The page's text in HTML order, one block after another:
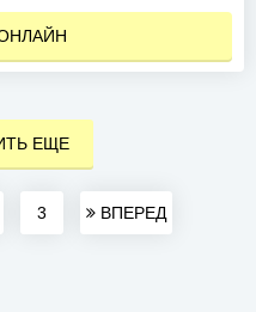
ЕЩЕ
3 ВПЕРЕД